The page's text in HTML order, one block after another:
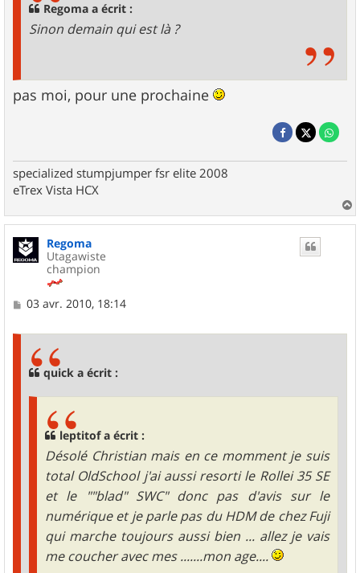
Regoma a écrit :
Sinon demain qui est là ?
pas moi, pour une prochaine
specialized stumpjumper fsr elite 2008
eTrex Vista HCX
a
u
Regoma
Utagawiste
champion
M
03 avr. 2010, 18:14
quick a écrit :
leptitof a écrit :
Désolé Christian mais en ce momment je suis
total OldSchool j'ai aussi resorti le Rollei 35 SE
et le ""blad" SWC" donc pas d'avis sur le
numérique et je parle pas du HDM de chez Fuji
qui marche toujours aussi bien ... allez je vais
me coucher avec mes .......mon age....